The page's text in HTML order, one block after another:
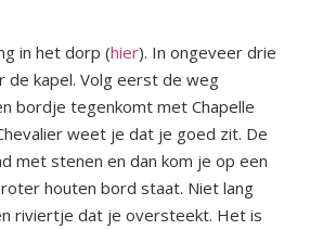
in het dorp (hier). In ongeveer drie
de kapel. Volg eerst de weg
bordje tegenkomt met Chapelle
weet je dat je goed zit. De
met stenen en dan kom je op een
houten bord staat. Niet lang
riviertje dat je oversteekt. Het is